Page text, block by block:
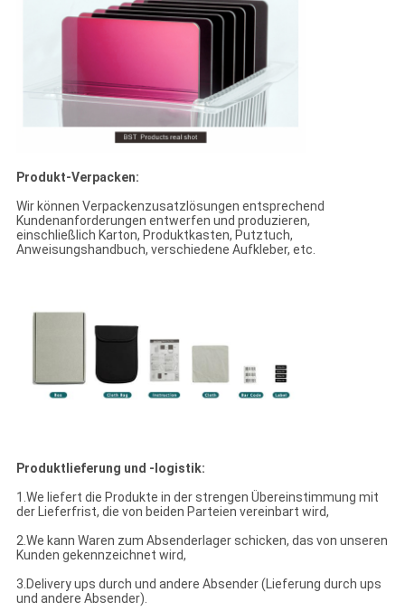
Produkt-Verpacken:
Wir können Verpackenzusatzlösungen entsprechend
Kundenanforderungen entwerfen und produzieren,
einschließlich Karton, Produktkasten, Putztuch,
Anweisungshandbuch, verschiedene Aufkleber, etc.
Produktlieferung und -logistik:
1.We liefert die Produkte in der strengen Übereinstimmung mit
der Lieferfrist, die von beiden Parteien vereinbart wird,
2.We kann Waren zum Absenderlager schicken, das von unseren
Kunden gekennzeichnet wird,
3.Delivery ups durch und andere Absender (Lieferung durch ups
und andere Absender).